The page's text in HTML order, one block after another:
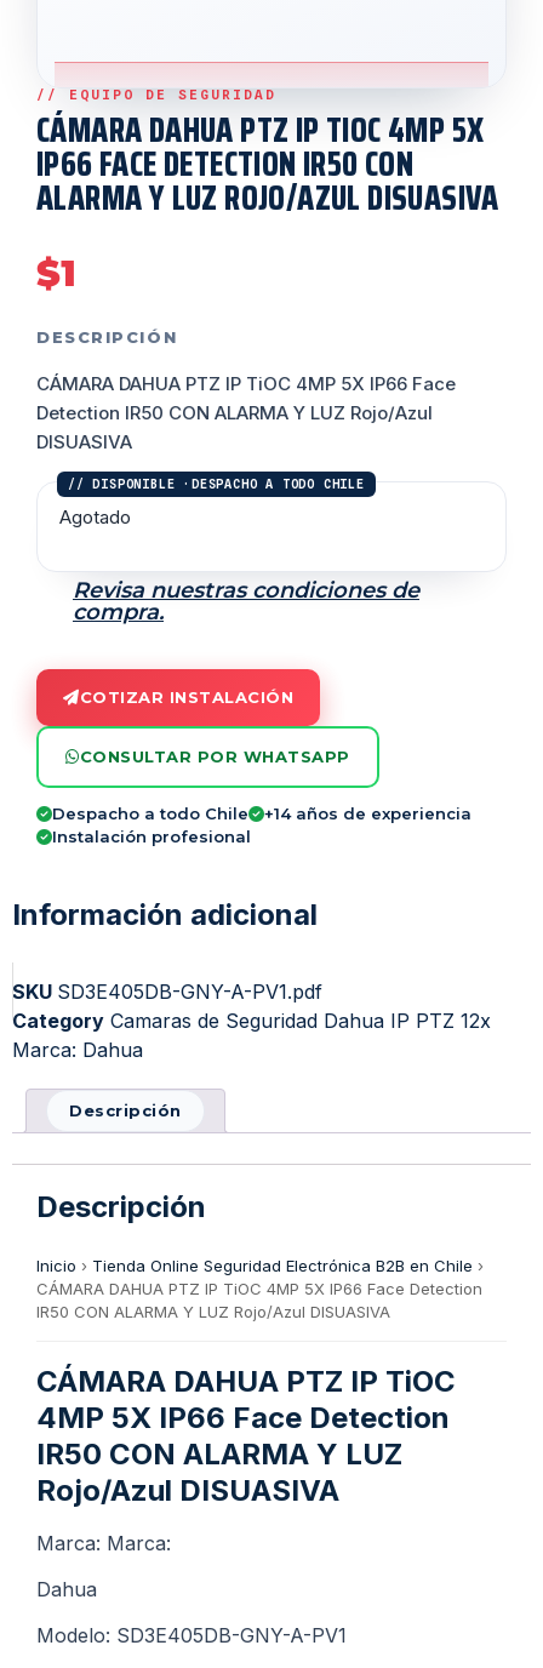
CÁMARA DAHUA PTZ IP TIOC 4MP 5X
IP66 FACE DETECTION IR50 CON
ALARMA Y LUZ ROJO/AZUL DISUASIVA
$1
DESCRIPCIÓN
CÁMARA DAHUA PTZ IP TiOC 4MP 5X IP66 Face
Detection IR50 CON ALARMA Y LUZ Rojo/Azul
DISUASIVA
Agotado
Revisa nuestras condiciones de
compra.
COTIZAR INSTALACIÓN
CONSULTAR POR WHATSAPP
Despacho a todo Chile
+14 años de experiencia
Instalación profesional
Información adicional
SKU SD3E405DB-GNY-A-PV1.pdf
Category Camaras de Seguridad Dahua IP PTZ 12x
Marca: Dahua
Descripción
Descripción
Inicio › Tienda Online Seguridad Electrónica B2B en Chile ›
CÁMARA DAHUA PTZ IP TiOC 4MP 5X IP66 Face Detection
IR50 CON ALARMA Y LUZ Rojo/Azul DISUASIVA
CÁMARA DAHUA PTZ IP TiOC
4MP 5X IP66 Face Detection
IR50 CON ALARMA Y LUZ
Rojo/Azul DISUASIVA
Marca: Marca:
Dahua
Modelo: SD3E405DB-GNY-A-PV1